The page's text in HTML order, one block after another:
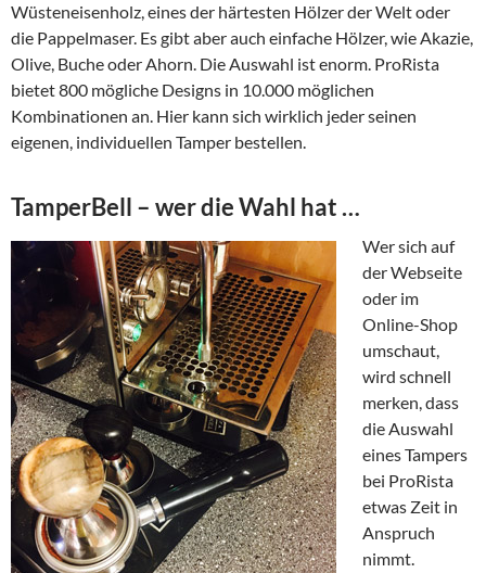
Wüsteneisenholz, eines der härtesten Hölzer der Welt oder
die Pappelmaser. Es gibt aber auch einfache Hölzer, wie Akazie,
Olive, Buche oder Ahorn. Die Auswahl ist enorm. ProRista
bietet 800 mögliche Designs in 10.000 möglichen
Kombinationen an. Hier kann sich wirklich jeder seinen
eigenen, individuellen Tamper bestellen.
TamperBell – wer die Wahl hat …
Wer sich auf
der Webseite
oder im
Online-Shop
umschaut,
wird schnell
merken, dass
die Auswahl
eines Tampers
bei ProRista
etwas Zeit in
Anspruch
nimmt.